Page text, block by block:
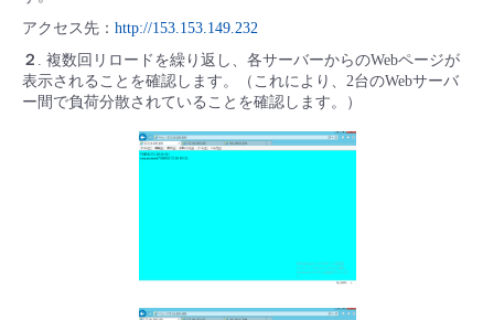
アクセス先： http://153.153.149.232
２ . 複数回リロードを繰り返し、各サーバーからのWebページが
表示されることを確認します。（これにより、2台のWebサーバ
ー間で負荷分散されていることを確認します。）